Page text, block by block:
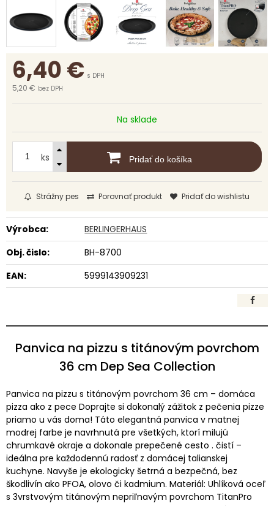
6,40€ s DPH
5,20 € bez DPH
Na sklade
ks Pridať do košíka
Strážny pes Porovnať produkt Pridať do wishlistu
Výrobca:
BERLINGERHAUS
Obj. čislo:
BH-8700
EAN:
5999143909231
Panvica na pizzu s titánovým povrchom
36 cm Dep Sea Collection
Panvica na pizzu s titánovým povrchom 36 cm – domáca
pizza ako z pece Doprajte si dokonalý zážitok z pečenia pizze
priamo u vás doma! Táto elegantná panvica v matnej
modrej farbe je navrhnutá pre všetkých, ktorí milujú
chrumkavé okraje a dokonale prepečené cesto . čistí –
ideálna pre každodennú radosť z domácej talianskej
kuchyne. Navyše je ekologicky šetrná a bezpečná, bez
škodlivín ako PFOA, olovo či kadmium. Materiál: Uhlíková oceľ
s 3vrstvovým titánovým nepriľnavým povrchom TitanPro